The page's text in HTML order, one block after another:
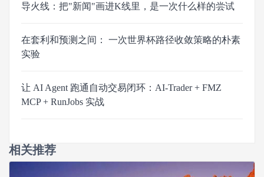
导火线：把"新闻"画进K线里，是一次什么样的尝试
在套利和预测之间： 一次世界杯路径收敛策略的朴素
实验
让 AI Agent 跑通自动交易闭环：AI-Trader + FMZ
MCP + RunJobs 实战
相关推荐